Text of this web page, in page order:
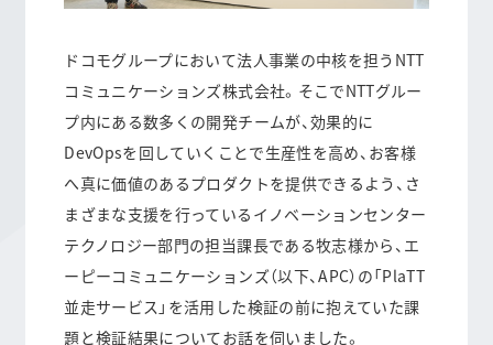
ドコモグループにおいて法人事業の中核を担うNTT
コミュニケーションズ株式会社。そこでNTTグルー
プ内にある数多くの開発チームが、効果的に
DevOpsを回していくことで生産性を高め、お客様
へ真に価値のあるプロダクトを提供できるよう、さ
まざまな支援を行っているイノベーションセンター
テクノロジー部門の担当課長である牧志様から、エ
ーピーコミュニケーションズ（以下、APC）の「PlaTT
並走サービス」を活用した検証の前に抱えていた課
題と検証結果についてお話を伺いました。